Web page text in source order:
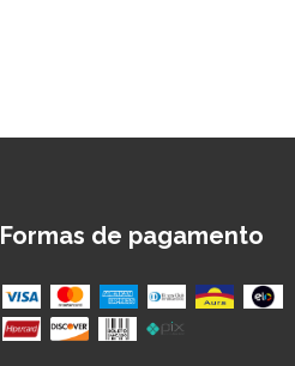
Formas de pagamento